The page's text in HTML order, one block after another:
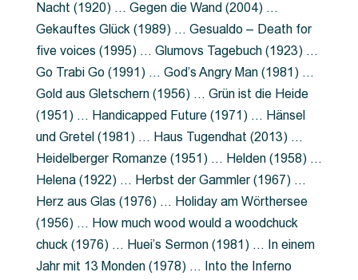
Nacht (1920) … Gegen die Wand (2004) …
Gekauftes Glück (1989) … Gesualdo – Death for
five voices (1995) … Glumovs Tagebuch (1923) …
Go Trabi Go (1991) … God’s Angry Man (1981) …
Gold aus Gletschern (1956) … Grün ist die Heide
(1951) … Handicapped Future (1971) … Hänsel
und Gretel (1981) … Haus Tugendhat (2013) …
Heidelberger Romanze (1951) … Helden (1958) …
Helena (1922) … Herbst der Gammler (1967) …
Herz aus Glas (1976) … Holiday am Wörthersee
(1956) … How much wood would a woodchuck
chuck (1976) … Huei’s Sermon (1981) … In einem
Jahr mit 13 Monden (1978) … Into the Inferno